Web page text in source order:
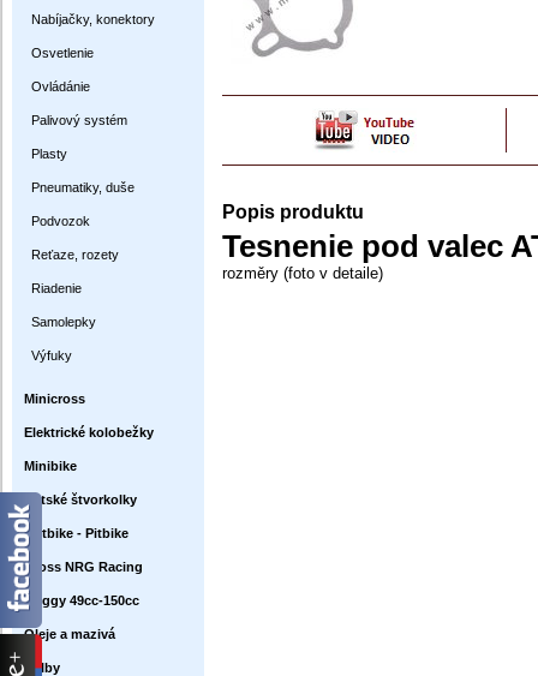
Nabíjačky, konektory
Osvetlenie
Ovládánie
Palivový systém
Plasty
Pneumatiky, duše
Podvozok
Reťaze, rozety
Riadenie
Samolepky
Výfuky
Minicross
Elektrické kolobežky
Minibike
Detské štvorkolky
Dirtbike - Pitbike
Cross NRG Racing
Buggy 49cc-150cc
Oleje a mazivá
Prilby
Popis produktu
Tesnenie pod valec
rozměry (foto v detaile)